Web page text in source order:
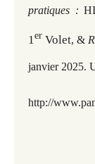
pratiques :
1er Volet, &
janvier 2025.
http://